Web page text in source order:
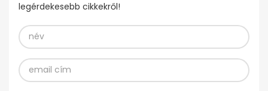
legérdekesebb cikkekről!